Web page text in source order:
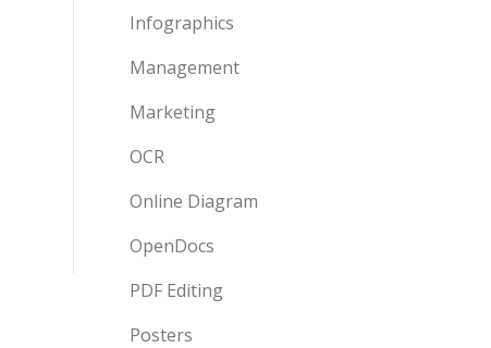
Infographics
Management
Marketing
OCR
Online Diagram
OpenDocs
PDF Editing
Posters